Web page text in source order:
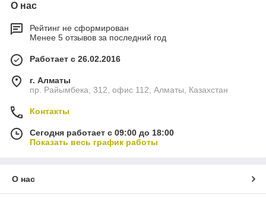
О нас
Рейтинг не сформирован
Менее 5 отзывов за последний год
Работает с 26.02.2016
г. Алматы
пр. Райымбека, 312, офис 112, Алматы, Казахстан
Контакты
Сегодня работает с 09:00 до 18:00
Показать весь график работы
О нас